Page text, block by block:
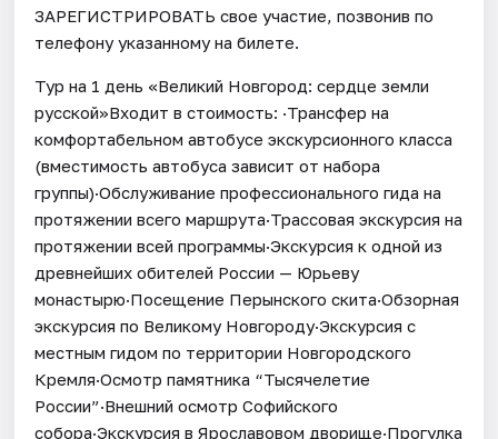
ЗАРЕГИСТРИРОВАТЬ свое участие, позвонив по
телефону указанному на билете.
Тур на 1 день «Великий Новгород: сердце земли
русской»Входит в стоимость: ·Трансфер на
комфортабельном автобусе экскурсионного класса
(вместимость автобуса зависит от набора
группы)·Обслуживание профессионального гида на
протяжении всего маршрута·Трассовая экскурсия на
протяжении всей программы·Экскурсия к одной из
древнейших обителей России — Юрьеву
монастырю·Посещение Перынского скита·Обзорная
экскурсия по Великому Новгороду·Экскурсия с
местным гидом по территории Новгородского
Кремля·Осмотр памятника “Тысячелетие
России”·Внешний осмотр Софийского
собора·Экскурсия в Ярославовом дворище·Прогулка